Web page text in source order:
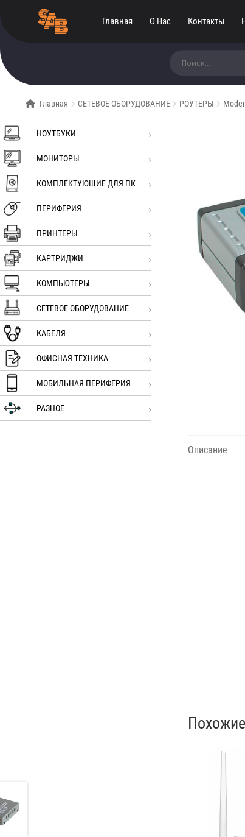
Главная О Нас Контакты
Главная СЕТЕВОЕ ОБОРУДОВАНИЕ РОУТЕРЫ
НОУТБУКИ
МОНИТОРЫ
КОМПЛЕКТУЮЩИЕ ДЛЯ ПК
ПЕРИФЕРИЯ
ПРИНТЕРЫ
КАРТРИДЖИ
КОМПЬЮТЕРЫ
СЕТЕВОЕ ОБОРУДОВАНИЕ
КАБЕЛЯ
ОФИСНАЯ ТЕХНИКА
МОБИЛЬНАЯ ПЕРИФЕРИЯ
РАЗНОЕ
Описание